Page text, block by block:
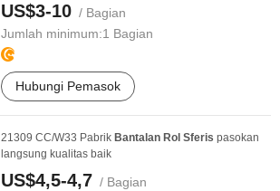
US$3-10 / Bagian
Jumlah minimum:1 Bagian
Hubungi Pemasok
21309 CC/W33 Pabrik Bantalan Rol Sferis pasokan
langsung kualitas baik
US$4,5-4,7 / Bagian